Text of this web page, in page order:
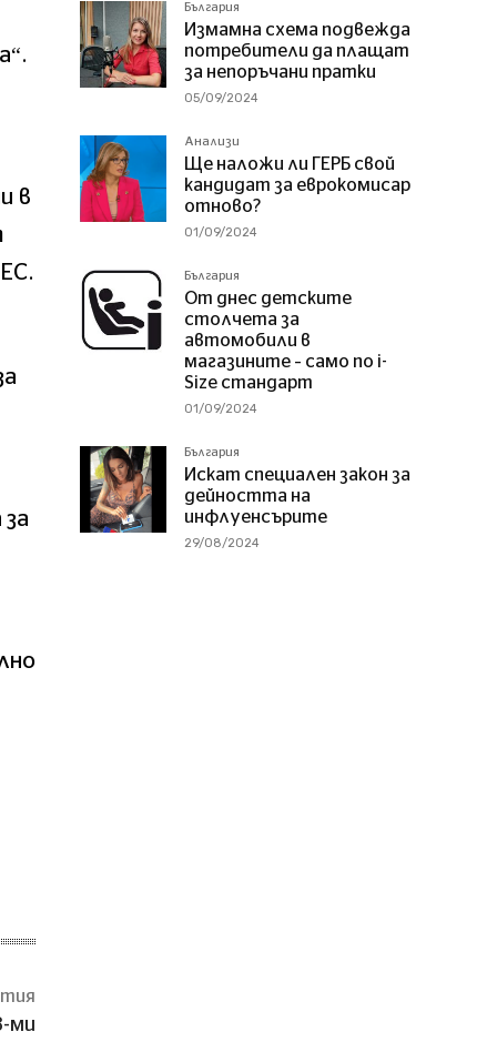
в
ми
България
Измамна схема подвежда
потребители да плащат
за непоръчани пратки
05/09/2024
Анализи
Ще наложи ли ГЕРБ свой
кандидат за еврокомисар
отново?
01/09/2024
България
От днес детските
столчета за
автомобили в
магазините – само по i-
Size стандарт
01/09/2024
България
Искат специален закон за
дейността на
инфлуенсърите
29/08/2024